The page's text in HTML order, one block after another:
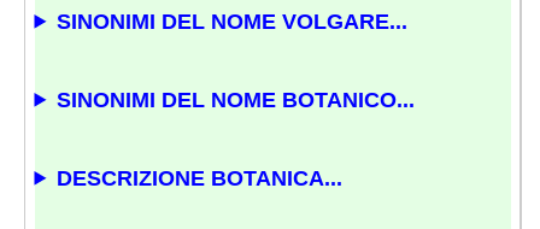
SINONIMI DEL NOME VOLGARE...
SINONIMI DEL NOME BOTANICO...
DESCRIZIONE BOTANICA...